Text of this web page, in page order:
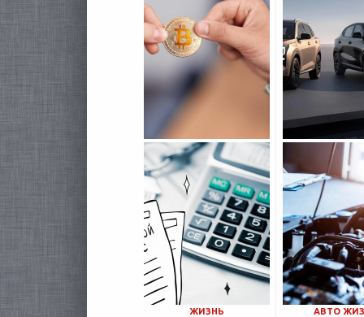
Петербургские
криптообменники,
московские
насчитывает
десятилетий
ЖИЗНЬ АВТО